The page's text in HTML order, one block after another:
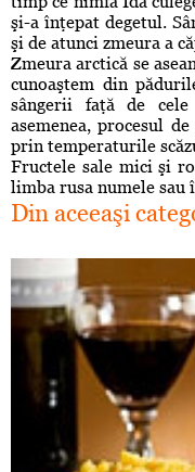
şi-a înţepat degetul.
şi de atunci zmeura a
Zmeura arctică se
cunoaştem din
sângerii faţă de
asemenea, procesul
prin temperaturile
Fructele sale mici şi
limba rusa numele sau
Din aceeaşi